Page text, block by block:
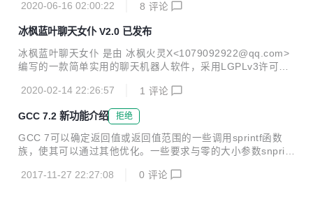
戏 /game 2. 字典格式： #替换单个词汇 R::词汇::回答词汇\ #
2020-06-16 02:00:22 8 评论
冰枫蓝叶聊天女仆 V2.0 已发布
冰枫蓝叶聊天女仆 是由 冰枫火灵X<1079092922@qq.com>
编写的一款简单实用的聊天机器人软件，采用LGPLv3许可证
主程序（maid.py），答句库（libmaid.py），时间库（libmai
dtimer.py）三个部分，后两个程序库可以单独使用。 添加了
两种提问的回答 对卖萌的回复 少量语句调整 可以使用以下语
句来单独使用自带程序库： ./libmaid.py '问句' ./libmaid.py
'问句' '主人名字' '女仆名字' ./libmaidtimer.py --fulltime ./lib
2020-02-14 22:26:57 1 评论
GCC 7.2 新功能介绍 拒绝
GCC 7可以确定返回值或返回值范围的一些调用sprintf函数
族，使其可以通过其他优化。一些要求与零的大小参数snprint
回值选项选择控制。 增加了一个新的商店合并通行证。它将常
2017-11-27 22:27:08 0 评论